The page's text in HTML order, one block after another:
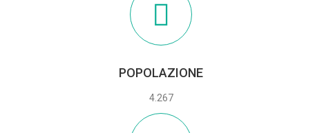
POPOLAZIONE
4.267